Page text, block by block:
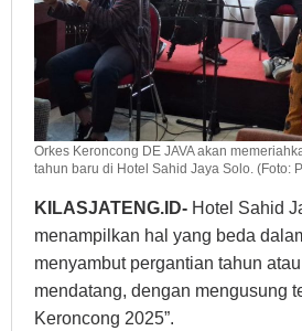
Orkes Keroncong DE JAVA akan
tahun baru di Hotel Sahid Jaya Solo. (Foto:
KILASJATENG.ID- Hotel Sahid
menampilkan hal yang beda
menyambut pergantian tahun
mendatang, dengan mengusung
Keroncong 2025”.